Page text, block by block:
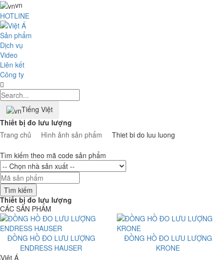
vn
HOTLINE
Sản phẩm
Dịch vụ
Video
Liên kết
Công ty
Tiếng Việt
Thiết bị đo lưu lượng
Trang chủ
Hình ảnh sản phẩm Thiet bi do luu luong
Tìm kiếm theo mã code sản phẩm
Tìm kiếm
Thiết bị đo lưu lượng
CÁC SẢN PHẨM
ĐỒNG HỒ ĐO LƯU LƯỢNG
ENDRESS HAUSER
ĐỒNG HỒ ĐO LƯU LƯỢNG
KRONE